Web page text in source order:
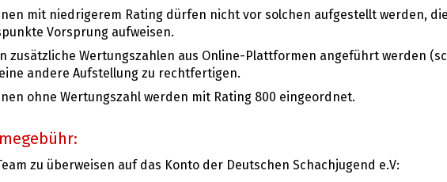
mit niedrigerem Rating dürfen nicht vor solchen aufgestellt werden,
Vorsprung aufweisen.
zusätzliche Wertungszahlen aus Online-Plattformen angeführt werden
andere Aufstellung zu rechtfertigen.
ohne Wertungszahl werden mit Rating 800 eingeordnet.
zu überweisen auf das Konto der Deutschen Schachjugend e.V: